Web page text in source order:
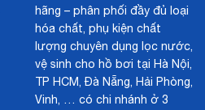
hãng – phân phối đầy đủ loại
hóa chất, phụ kiện chất
lượng chuyên dụng lọc nước,
vệ sinh cho hồ bơi tại Hà Nội,
TP HCM, Đà Nẵng, Hải Phòng,
Vinh, … có chi nhánh ở 3